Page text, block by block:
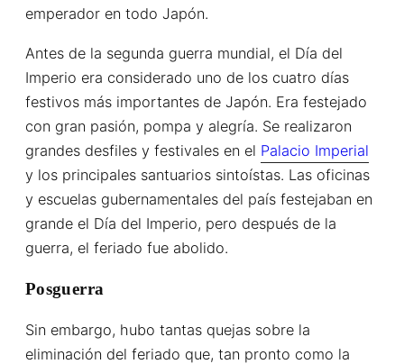
emperador en todo Japón.
Antes de la segunda guerra mundial, el Día del
Imperio era considerado uno de los cuatro días
festivos más importantes de Japón. Era festejado
con gran pasión, pompa y alegría. Se realizaron
grandes desfiles y festivales en el Palacio Imperial
y los principales santuarios sintoístas. Las oficinas
y escuelas gubernamentales del país festejaban en
grande el Día del Imperio, pero después de la
guerra, el feriado fue abolido.
Posguerra
Sin embargo, hubo tantas quejas sobre la
eliminación del feriado que, tan pronto como la